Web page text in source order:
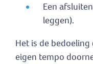
Een
leggen).
Het is de
eigen tempo